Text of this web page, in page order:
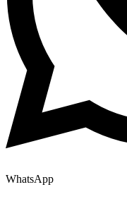
WhatsApp